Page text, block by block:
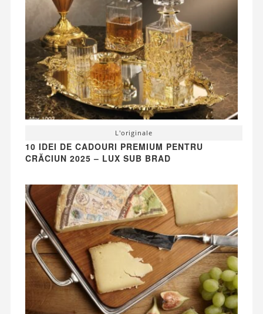
L'originale
10 IDEI DE CADOURI PREMIUM PENTRU
CRĂCIUN 2025 – LUX SUB BRAD